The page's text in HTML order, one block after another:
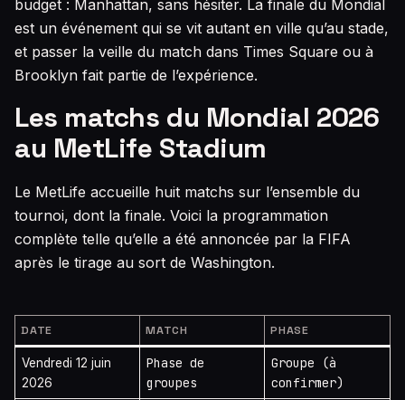
budget : Manhattan, sans hésiter. La finale du Mondial
est un événement qui se vit autant en ville qu’au stade,
et passer la veille du match dans Times Square ou à
Brooklyn fait partie de l’expérience.
Les matchs du Mondial 2026
au MetLife Stadium
Le MetLife accueille huit matchs sur l’ensemble du
tournoi, dont la finale. Voici la programmation
complète telle qu’elle a été annoncée par la FIFA
après le tirage au sort de Washington.
DATE MATCH PHASE
Vendredi 12 juin
2026
Phase de
groupes
Groupe (à
confirmer)